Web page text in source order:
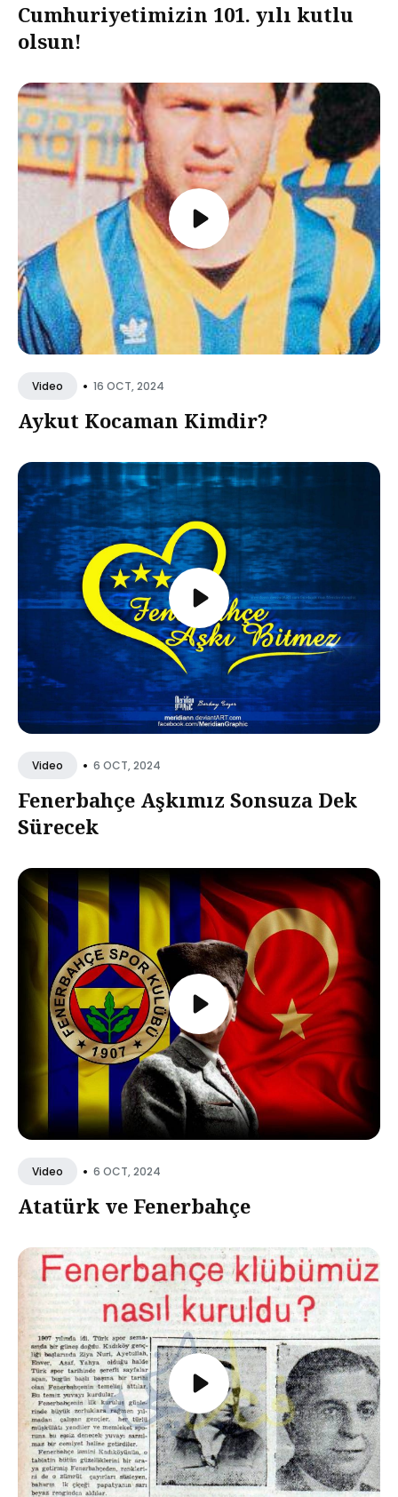
Cumhuriyetimizin 101. yılı kutlu
olsun!
Video • 16 OCT, 2024
Aykut Kocaman Kimdir?
Video • 6 OCT, 2024
Fenerbahçe Aşkımız Sonsuza Dek
Sürecek
Video • 6 OCT, 2024
Atatürk ve Fenerbahçe